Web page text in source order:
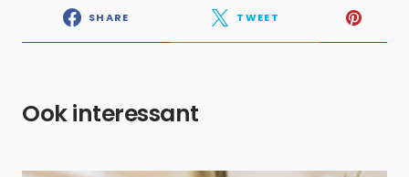
SHARE TWEET
Ook interessant